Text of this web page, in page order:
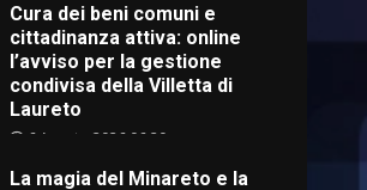
Cura dei beni comuni e
cittadinanza attiva: online
l’avviso per la gestione
condivisa della Villetta di
Laureto
6 Agosto 2026 06:20
La magia del Minareto e la